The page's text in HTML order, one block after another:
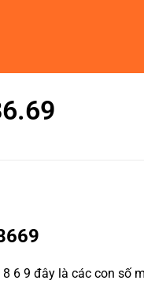
6 9 đây là các con số